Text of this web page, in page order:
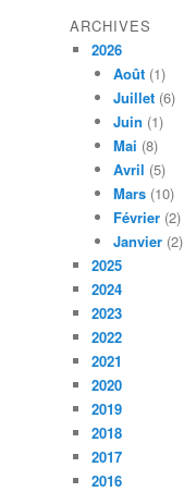
ARCHIVES
2026
Août (1)
Juillet (6)
Juin (1)
Mai (8)
Avril (5)
Mars (10)
Février (2)
Janvier (2)
2025
2024
2023
2022
2021
2020
2019
2018
2017
2016